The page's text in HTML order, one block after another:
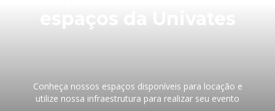
Conheça nossos espaços disponíveis para locação e
utilize nossa infraestrutura para realizar seu evento